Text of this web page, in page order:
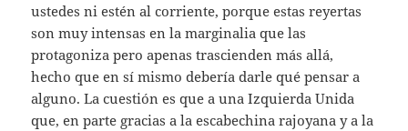
ustedes ni estén al corriente, porque estas reyertas
son muy intensas en la marginalia que las
protagoniza pero apenas trascienden más allá,
hecho que en sí mismo debería darle qué pensar a
alguno. La cuestión es que a una Izquierda Unida
que, en parte gracias a la escabechina rajoyana y a la